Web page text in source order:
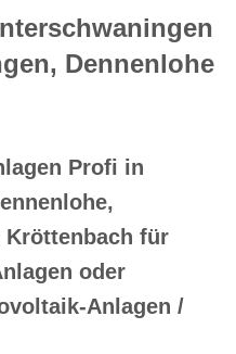
Dennenlohe
Profi in
Kröttenbach für
oder
Anlagen /